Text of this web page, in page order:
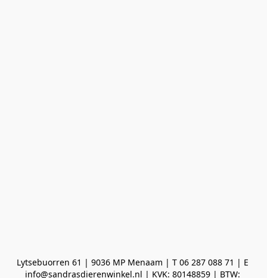
Lytsebuorren 61 | 9036 MP Menaam | T 06 287 088 71 | E
info@sandrasdierenwinkel.nl | KVK: 80148859 | BTW: